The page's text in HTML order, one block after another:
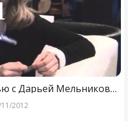
Стальная Бабочка: Интервью с Дарьей Мельниковой
2012